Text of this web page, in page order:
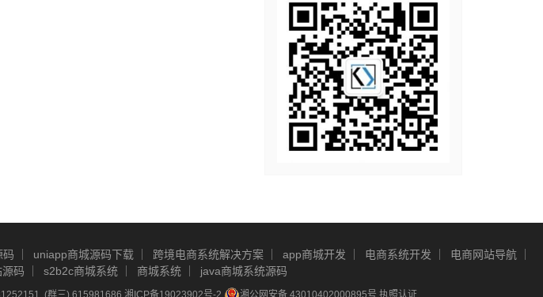
码 uniapp商城源码下载 跨境电商系统解决方案 app商城开发 电商系统开发
电商网站导航
码 s2b2c商城系统 商城系统 java商城系统源码
(群三) 615981686 湘ICP备19023902号-2 湘公网安备 43010402000895号 执照认证